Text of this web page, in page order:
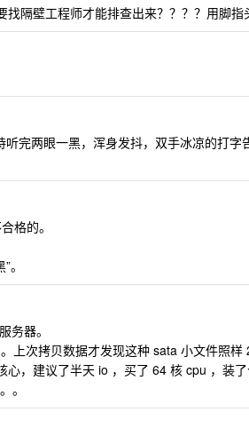
隔壁工程师才能排查出来？？？？用脚
完两眼一黑，浑身发抖，双手冰凉的打字
格的。
。
务器。
上次拷贝数据才发现这种 sata 小文件照样
心，建议了半天 io ，买了 64 核 cpu ，装
。